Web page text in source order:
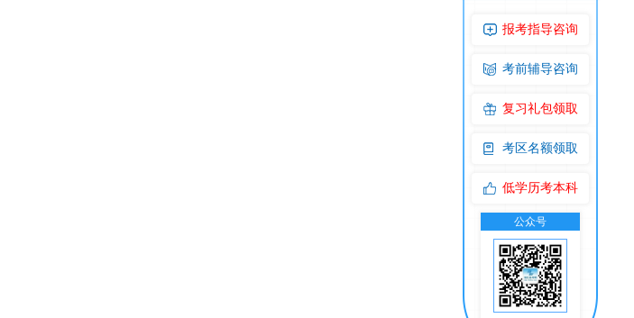
报考指导咨询
考前辅导咨询
复习礼包领取
考区名额领取
低学历考本科
公众号